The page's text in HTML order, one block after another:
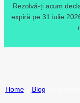
Rezolvă-ți acum
expiră pe 31 iulie
Home» Blog